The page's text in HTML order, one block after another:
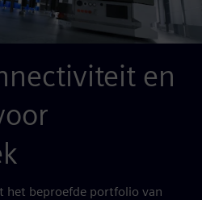
en
het beproefde portfolio van